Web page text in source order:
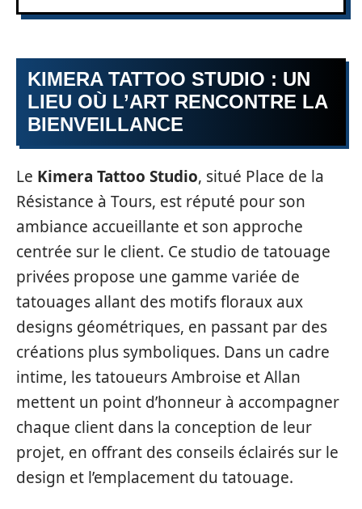
KIMERA TATTOO STUDIO : UN
LIEU OÙ L’ART RENCONTRE LA
BIENVEILLANCE
Le Kimera Tattoo Studio, situé Place de la
Résistance à Tours, est réputé pour son
ambiance accueillante et son approche
centrée sur le client. Ce studio de tatouage
privées propose une gamme variée de
tatouages allant des motifs floraux aux
designs géométriques, en passant par des
créations plus symboliques. Dans un cadre
intime, les tatoueurs Ambroise et Allan
mettent un point d’honneur à accompagner
chaque client dans la conception de leur
projet, en offrant des conseils éclairés sur le
design et l’emplacement du tatouage.